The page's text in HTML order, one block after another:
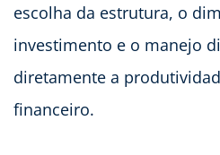
escolha da estrutura, o
investimento e o manejo
diretamente a
financeiro.